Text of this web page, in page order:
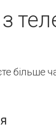
більше